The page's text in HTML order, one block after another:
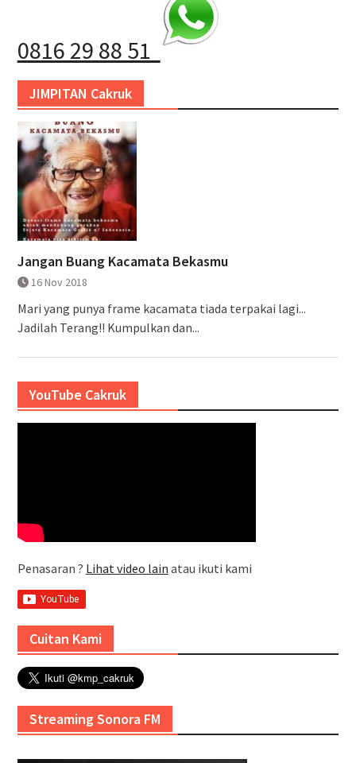
0816 29 88 51
JIMPITAN Cakruk
Jangan Buang Kacamata Bekasmu
16 Nov 2018
Mari yang punya frame kacamata tiada terpakai lagi...
Jadilah Terang!! Kumpulkan dan...
YouTube Cakruk
Penasaran ? Lihat video lain atau ikuti kami
Cuitan Kami
Streaming Sonora FM